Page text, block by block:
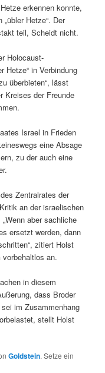
erkennen konnte,
Hetze“. Der
teil, Scheidt nicht.
Holocaust-
Hetze“ in Verbindung
überbieten“, lässt
Kreises der Freunde
Israel in Frieden
eine Absage
zu der auch eine
Zentralrates der
an der israelischen
aber sachliche
ersetzt werden, dann
zitiert Holst
an.
in diesem
dass Broder
im Zusammenhang
stellt Holst
Goldstein. Setze ein